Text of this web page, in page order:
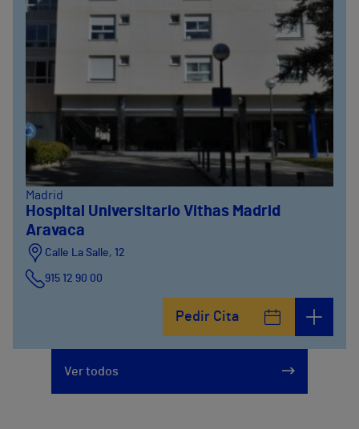
Madrid
Hospital Universitario Vithas Madrid
Aravaca
Calle La Salle, 12
915 12 90 00
Pedir Cita
Ver todos